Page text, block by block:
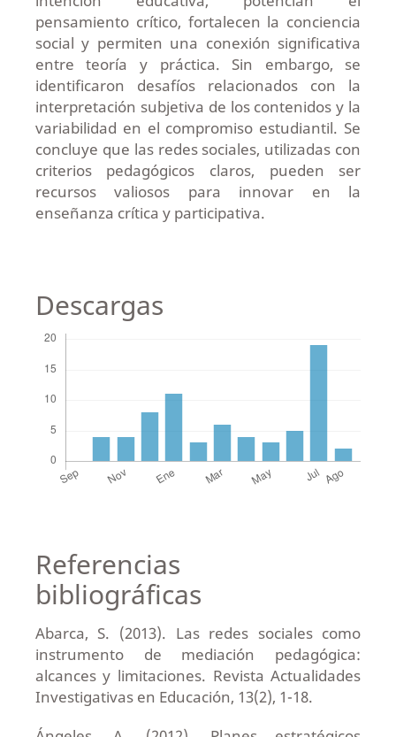
pensamiento crítico, fortalecen la conciencia
social y permiten una conexión significativa
entre teoría y práctica. Sin embargo, se
identificaron desafíos relacionados con la
interpretación subjetiva de los contenidos y la
variabilidad en el compromiso estudiantil. Se
concluye que las redes sociales, utilizadas con
criterios pedagógicos claros, pueden ser
recursos valiosos para innovar en la
enseñanza crítica y participativa.
Descargas
Referencias
bibliográficas
Abarca, S. (2013). Las redes sociales como
instrumento de mediación pedagógica:
alcances y limitaciones. Revista Actualidades
Investigativas en Educación, 13(2), 1-18.